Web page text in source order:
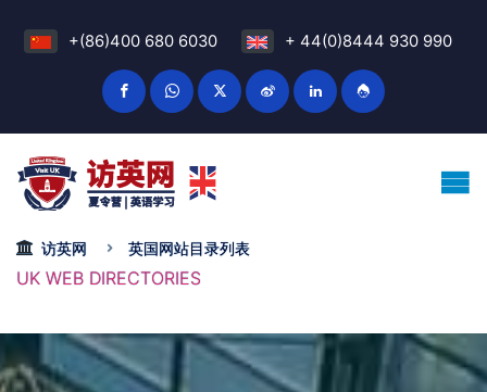
+(86)400 680 6030 + 44(0)8444 930 990
访英网 英国网站目录列表
UK WEB DIRECTORIES